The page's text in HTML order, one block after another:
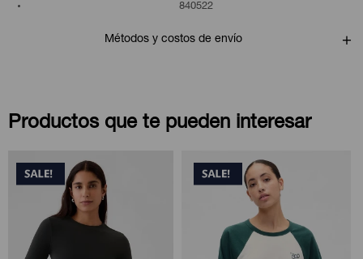
840522
Métodos y costos de envío
Productos que te pueden interesar